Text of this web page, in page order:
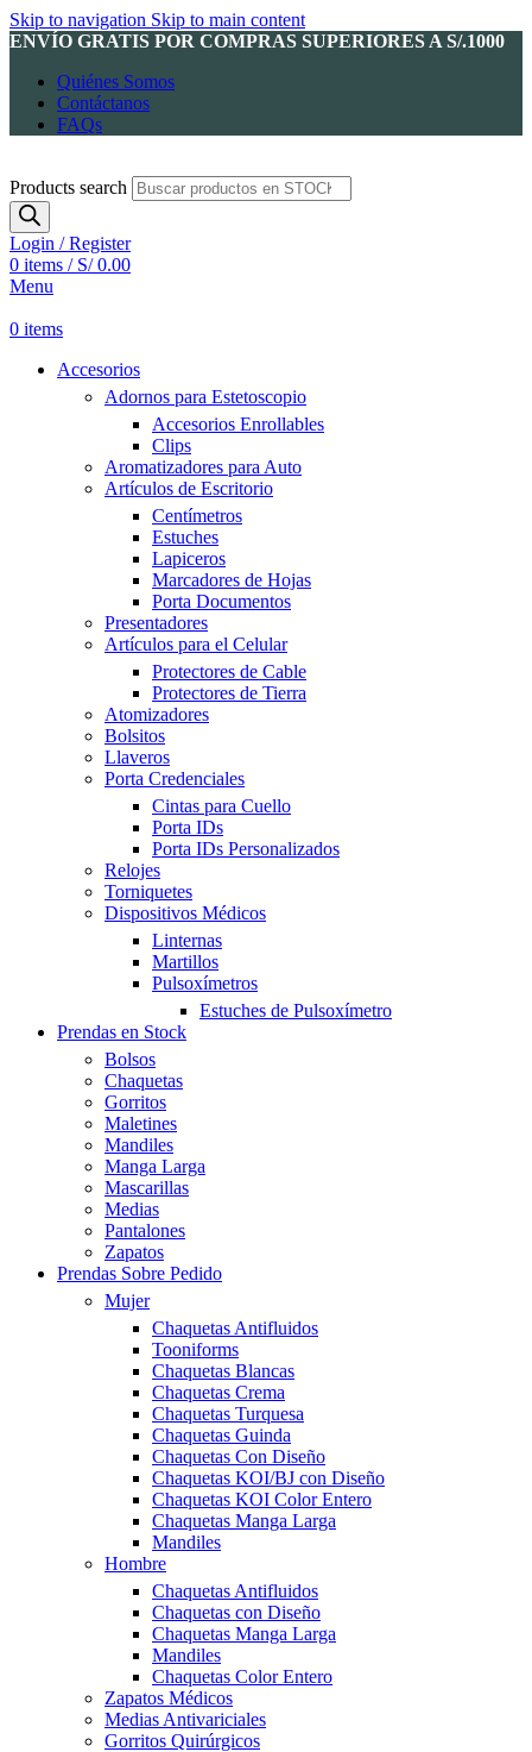
Skip to navigation Skip to main content
ENVÍO GRATIS POR COMPRAS SUPERIORES A S/.1000
Quiénes Somos
Contáctanos
FAQs
Products search
Login / Register
0 items / S/0.00
Menu
0 items
Accesorios
Adornos para Estetoscopio
Accesorios Enrollables
Clips
Aromatizadores para Auto
Artículos de Escritorio
Centímetros
Estuches
Lapiceros
Marcadores de Hojas
Porta Documentos
Presentadores
Artículos para el Celular
Protectores de Cable
Protectores de Tierra
Atomizadores
Bolsitos
Llaveros
Porta Credenciales
Cintas para Cuello
Porta IDs
Porta IDs Personalizados
Relojes
Torniquetes
Dispositivos Médicos
Linternas
Martillos
Pulsoxímetros
Estuches de Pulsoxímetro
Prendas en Stock
Bolsos
Chaquetas
Gorritos
Maletines
Mandiles
Manga Larga
Mascarillas
Medias
Pantalones
Zapatos
Prendas Sobre Pedido
Mujer
Chaquetas Antifluidos
Tooniforms
Chaquetas Blancas
Chaquetas Crema
Chaquetas Turquesa
Chaquetas Guinda
Chaquetas Con Diseño
Chaquetas KOI/BJ con Diseño
Chaquetas KOI Color Entero
Chaquetas Manga Larga
Mandiles
Hombre
Chaquetas Antifluidos
Chaquetas con Diseño
Chaquetas Manga Larga
Mandiles
Chaquetas Color Entero
Zapatos Médicos
Medias Antivariciales
Gorritos Quirúrgicos